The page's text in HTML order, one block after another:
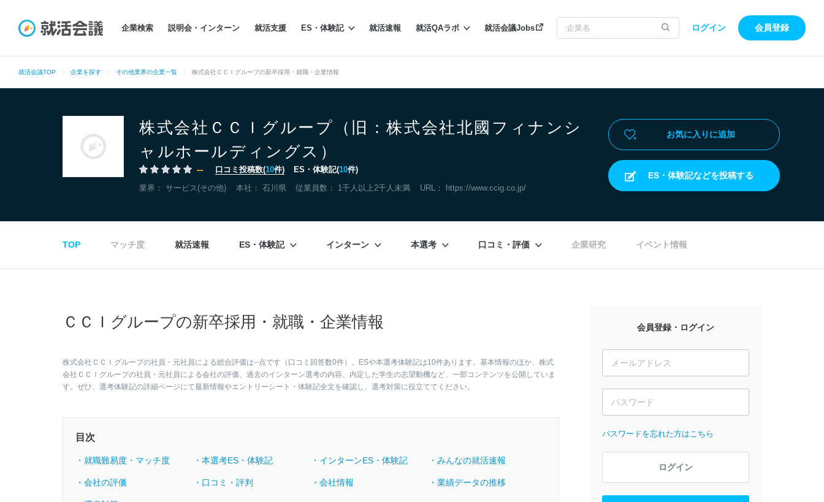
企業検索 説明会・インターン 就活支援 ES・体験記 就活速報 就活QAラボ 就活会議Jobs ログイン 会員登録
就活会議TOP 企業を探す その他業界の企業一覧 株式会社ＣＣＩグループの新卒採用・就職・企業情報
株式会社ＣＣＩグループ（旧：株式会社北國フィナンシ
ャルホールディングス）
-- 口コミ投稿数(10件) ES・体験記(10件)
業界： サービス(その他) 本社： 石川県 従業員数： 1千人以上2千人未満 URL： https://www.ccig.co.jp/
お気に入りに追加
ES・体験記などを投稿する
TOP マッチ度 就活速報 ES・体験記 インターン 本選考 口コミ・評価 企業研究 イベント情報
ＣＣＩグループの新卒採用・就職・企業情報
株式会社ＣＣＩグループの社員・元社員による総合評価は--点です（口コミ回答数0件）。ESや本選考体験記は10件あります。基本情報のほか、株式
会社ＣＣＩグループの社員・元社員による会社の評価、過去のインターン選考の内容、内定した学生の志望動機など、一部コンテンツを公開していま
す。ぜひ、選考体験記の詳細ページにて最新情報やエントリーシート・体験記全文を確認し、選考対策に役立ててください。
目次
・就職難易度・マッチ度 ・本選考ES・体験記 ・インターンES・体験記 ・みんなの就活速報
・会社の評価 ・口コミ・評判 ・会社情報 ・業績データの推移
会員登録・ログイン
パスワードを忘れた方はこちら
ログイン